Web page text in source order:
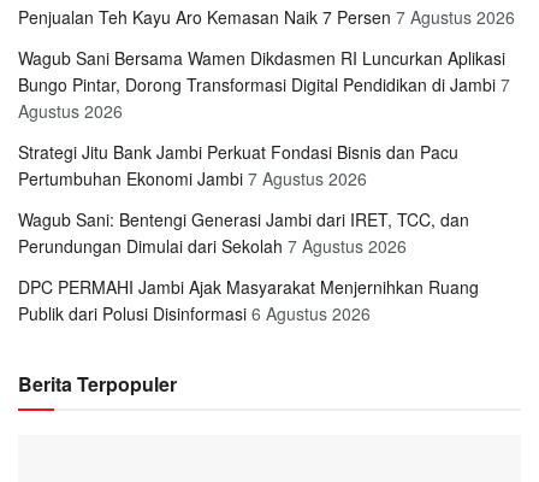
Penjualan Teh Kayu Aro Kemasan Naik 7 Persen 7 Agustus 2026
Wagub Sani Bersama Wamen Dikdasmen RI Luncurkan Aplikasi
Bungo Pintar, Dorong Transformasi Digital Pendidikan di Jambi 7
Agustus 2026
Strategi Jitu Bank Jambi Perkuat Fondasi Bisnis dan Pacu
Pertumbuhan Ekonomi Jambi 7 Agustus 2026
Wagub Sani: Bentengi Generasi Jambi dari IRET, TCC, dan
Perundungan Dimulai dari Sekolah 7 Agustus 2026
DPC PERMAHI Jambi Ajak Masyarakat Menjernihkan Ruang
Publik dari Polusi Disinformasi 6 Agustus 2026
Berita Terpopuler